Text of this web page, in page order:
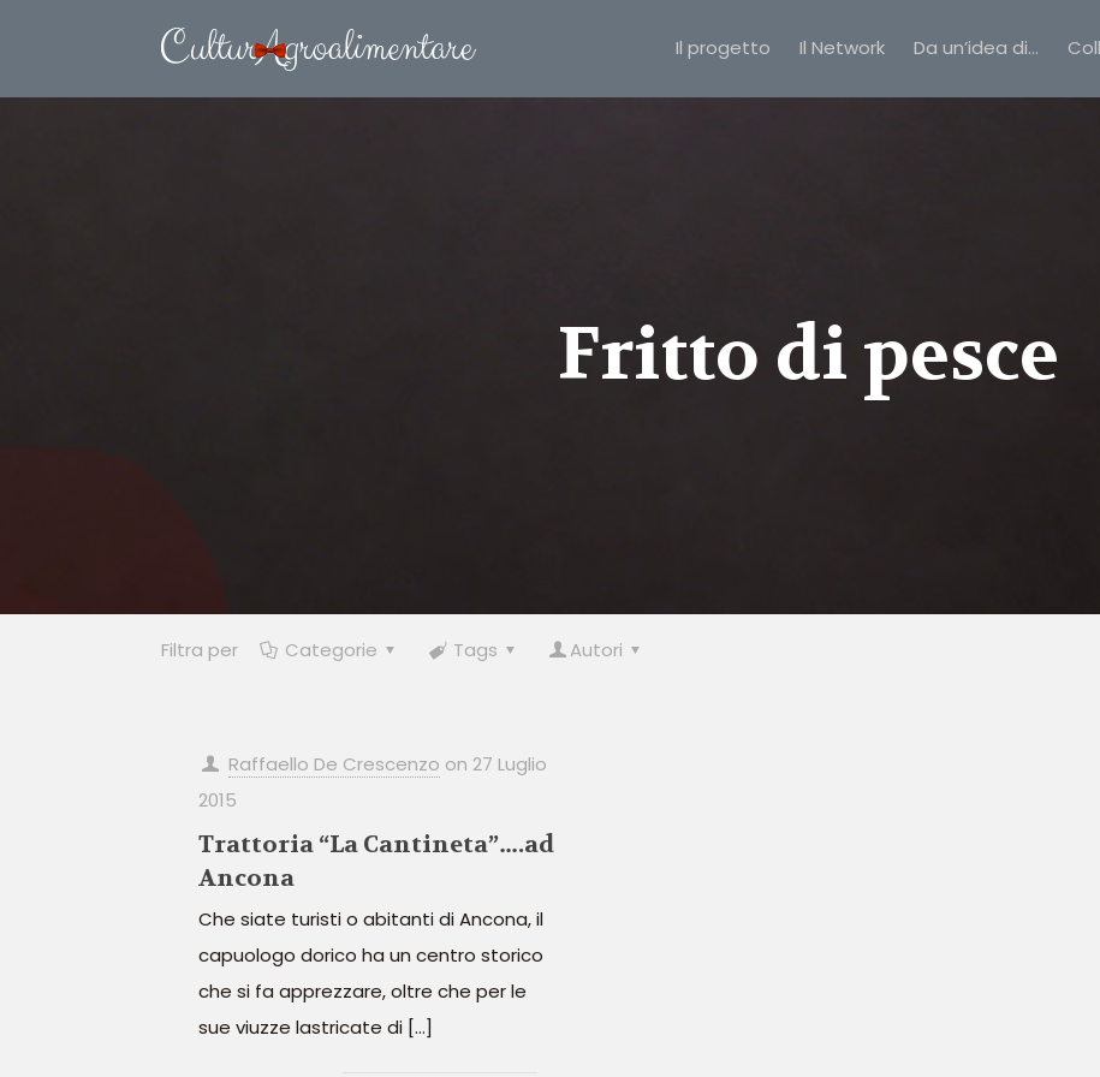
Il progetto Il Network Da un’idea di…
Fritto di pesce
Filtra per Categorie Tags Autori
Raffaello De Crescenzo on 27 Luglio
2015
Trattoria “La Cantineta”….ad
Ancona
Che siate turisti o abitanti di Ancona, il
capuologo dorico ha un centro storico
che si fa apprezzare, oltre che per le
sue viuzze lastricate di[…]